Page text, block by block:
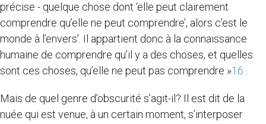
précise - quelque chose dont ‘elle peut clairement
comprendre qu’elle ne peut comprendre’, alors c’est le
monde à l’envers’. Il appartient donc à la connaissance
humaine de comprendre qu’il y a des choses, et quelles
sont ces choses, qu’elle ne peut pas comprendre »16
Mais de quel genre d’obscurité s’agit-il? Il est dit de la
nuée qui est venue, à un certain moment, s’interposer